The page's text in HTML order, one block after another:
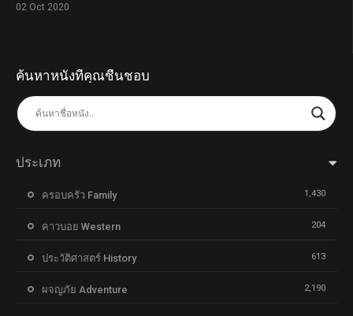
02 Oct 2020
ค้นหาหนังที่คุณชื่นชอบ
ประเภท
ครอบครัว Family 1,430
คาวบอย Western 204
ประวัติศาสตร์ History 613
ผจญภัย Adventure 2,190